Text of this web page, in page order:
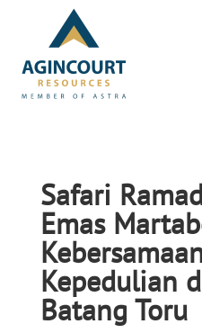
Safari
Emas
Kepedulian
Batang Toru